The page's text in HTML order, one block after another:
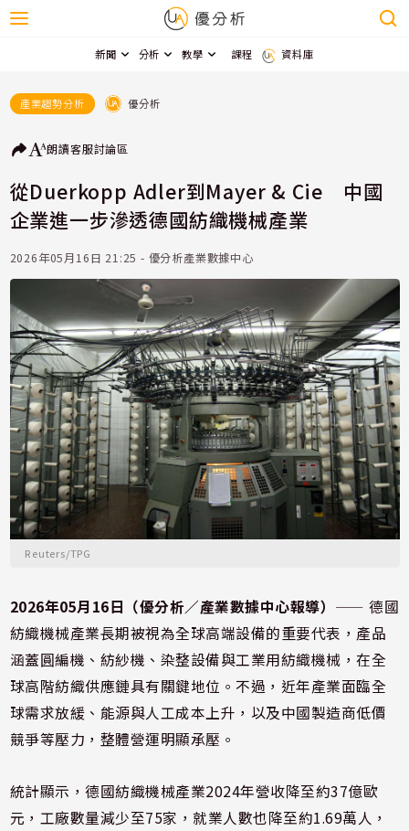
新聞 分析 教學 課程 資料庫
產業趨勢分析 優分析
朗讀客服討論區
從Duerkopp Adler到Mayer & Cie 中國
企業進一步滲透德國紡織機械產業
2026年05月16日 21:25 - 優分析產業數據中心
Reuters/TPG
2026年05月16日（優分析／產業數據中心報導） ⸺ 德國
紡織機械產業長期被視為全球高端設備的重要代表，產品
涵蓋圓編機、紡紗機、染整設備與工業用紡織機械，在全
球高階紡織供應鏈具有關鍵地位。不過，近年產業面臨全
球需求放緩、能源與人工成本上升，以及中國製造商低價
競爭等壓力，整體營運明顯承壓。
統計顯示，德國紡織機械產業2024年營收降至約37億歐
元，工廠數量減少至75家，就業人數也降至約1.69萬人，